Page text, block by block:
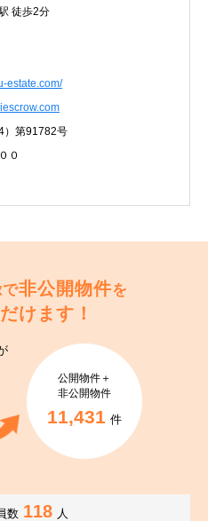
徒歩2分
estate.com/
）第91782号
０
で非公開物件を
けます！
公開物件＋
非公開物件
11,431 件
数 118 人